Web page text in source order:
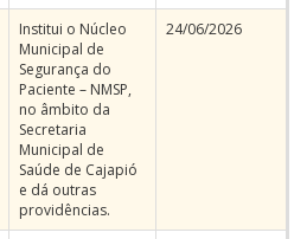
Institui o Núcleo
Municipal de
Segurança do
Paciente – NMSP,
no âmbito da
Secretaria
Municipal de
Saúde de Cajapió
e dá outras
providências.
24/06/2026